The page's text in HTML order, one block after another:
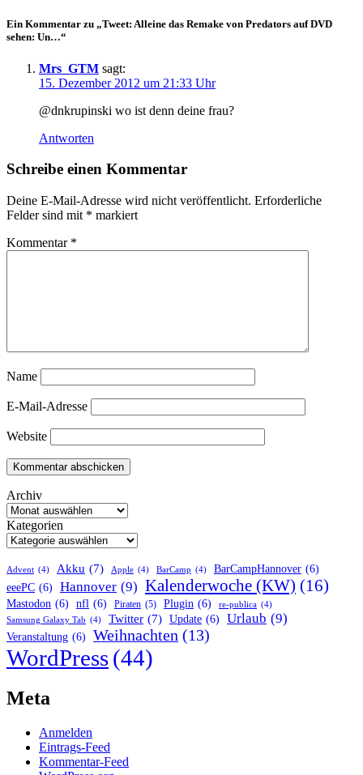
Ein Kommentar zu „Tweet: Alleine das Remake von Predators auf DVD
sehen: Un…“
Mrs_GTM sagt:
15. Dezember 2012 um 21:33 Uhr
@dnkrupinski wo ist denn deine frau?
Antworten
Schreibe einen Kommentar
Deine E-Mail-Adresse wird nicht veröffentlicht. Erforderliche
Felder sind mit * markiert
Kommentar *
Name
E-Mail-Adresse
Website
Archiv
Kategorien
Advent (4) Akku (7) Apple (4) BarCamp (4) BarCampHannover (6)
eeePC (6) Hannover (9) Kalenderwoche (KW) (16)
Mastodon (6) nfl (6) Piraten (5) Plugin (6) re-publica (4)
Samsung Galaxy Tab (4) Twitter (7) Update (6) Urlaub (9)
Veranstaltung (6) Weihnachten (13)
WordPress(44)
Meta
Anmelden
Eintrags-Feed
Kommentar-Feed